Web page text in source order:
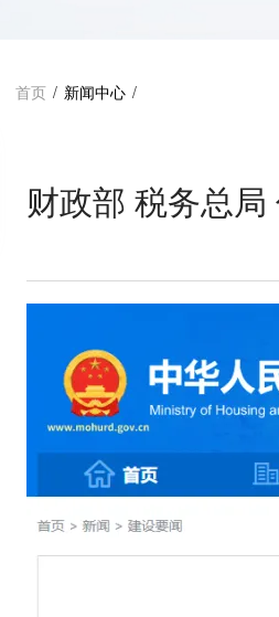
首页 / 新闻中心 /
财政部 税务总